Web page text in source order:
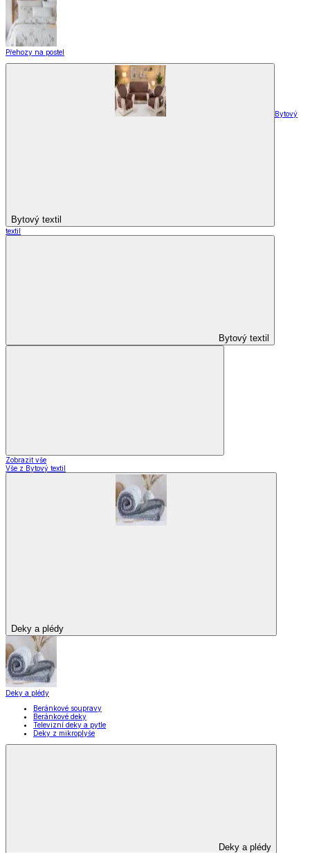
Přehozy na postel
Bytový textil
Bytový
textil
Bytový textil
Zobrazit vše
Vše z Bytový textil
Deky a plédy
Deky a plédy
Beránkové soupravy
Beránkové deky
Televizní deky a pytle
Deky z mikroplyše
Deky a plédy